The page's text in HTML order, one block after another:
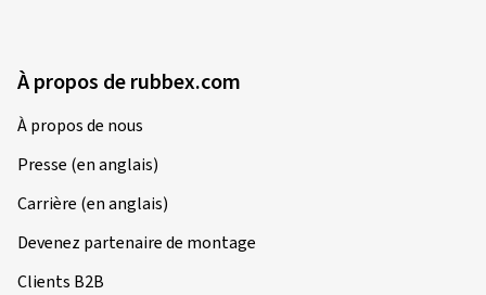
À propos de rubbex.com
À propos de nous
Presse (en anglais)
Carrière (en anglais)
Devenez partenaire de montage
Clients B2B